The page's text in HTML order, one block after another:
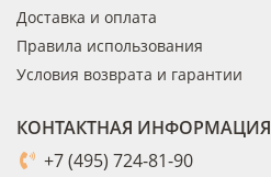
Доставка и оплата
Правила использования
Условия возврата и гарантии
КОНТАКТНАЯ ИНФОРМАЦИЯ
+7 (495) 724-81-90